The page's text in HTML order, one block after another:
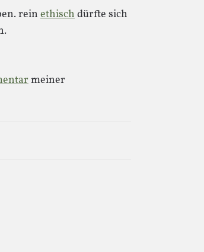
rein ethischdürfte sich
meiner